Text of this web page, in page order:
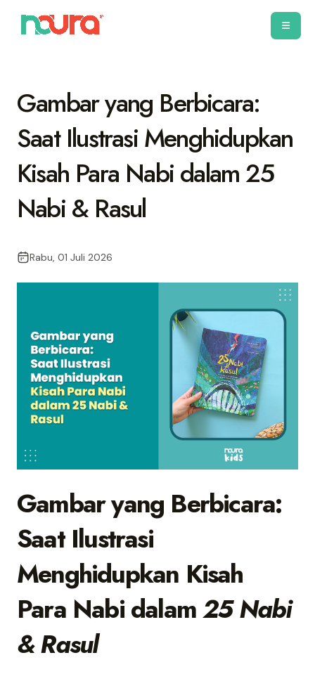
Gambar yang Berbicara:
Saat Ilustrasi Menghidupkan
Kisah Para Nabi dalam 25
Nabi & Rasul
Rabu, 01 Juli 2026
Gambar yang Berbicara:
Saat Ilustrasi
Menghidupkan Kisah
Para Nabi dalam25 Nabi
& Rasul